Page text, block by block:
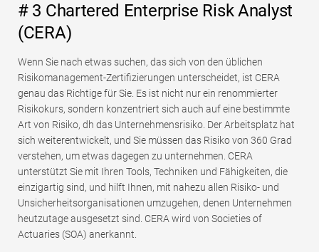
# 3 Chartered Enterprise Risk Analyst
(CERA)
Wenn Sie nach etwas suchen, das sich von den üblichen
Risikomanagement-Zertifizierungen unterscheidet, ist CERA
genau das Richtige für Sie. Es ist nicht nur ein renommierter
Risikokurs, sondern konzentriert sich auch auf eine bestimmte
Art von Risiko, dh das Unternehmensrisiko. Der Arbeitsplatz hat
sich weiterentwickelt, und Sie müssen das Risiko von 360 Grad
verstehen, um etwas dagegen zu unternehmen. CERA
unterstützt Sie mit Ihren Tools, Techniken und Fähigkeiten, die
einzigartig sind, und hilft Ihnen, mit nahezu allen Risiko- und
Unsicherheitsorganisationen umzugehen, denen Unternehmen
heutzutage ausgesetzt sind. CERA wird von Societies of
Actuaries (SOA) anerkannt.